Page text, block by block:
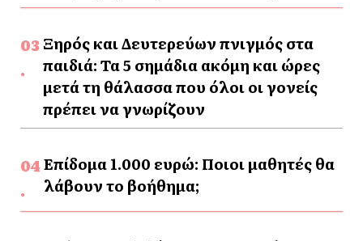
Ξηρός και Δευτερεύων πνιγμός στα
παιδιά: Τα 5 σημάδια ακόμη και ώρες
μετά τη θάλασσα που όλοι οι γονείς
πρέπει να γνωρίζουν
Επίδομα 1.000 ευρώ: Ποιοι μαθητές θα
λάβουν το βοήθημα;